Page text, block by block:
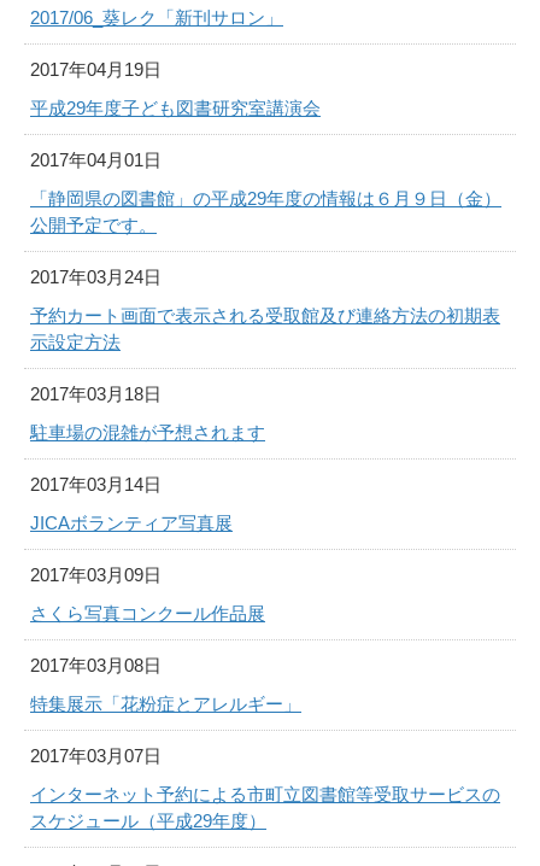
2017/06_葵レク「新刊サロン」
2017年04月19日
平成29年度子ども図書研究室講演会
2017年04月01日
「静岡県の図書館」の平成29年度の情報は６月９日（金）
公開予定です。
2017年03月24日
予約カート画面で表示される受取館及び連絡方法の初期表
示設定方法
2017年03月18日
駐車場の混雑が予想されます
2017年03月14日
JICAボランティア写真展
2017年03月09日
さくら写真コンクール作品展
2017年03月08日
特集展示「花粉症とアレルギー」
2017年03月07日
インターネット予約による市町立図書館等受取サービスの
スケジュール（平成29年度）